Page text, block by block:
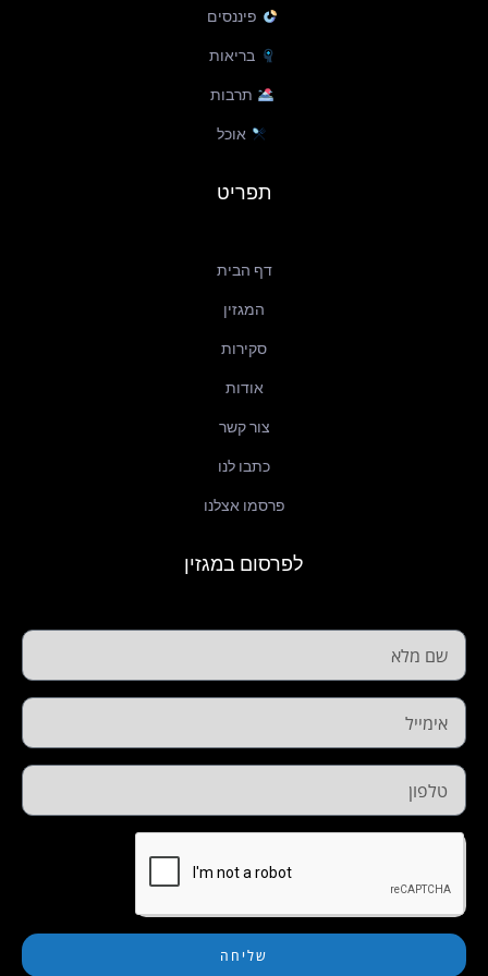
פיננסים
בריאות
תרבות
אוכל
תפריט
דף הבית
המגזין
סקירות
אודות
צור קשר
כתבו לנו
פרסמו אצלנו
לפרסום במגזין
שליחה